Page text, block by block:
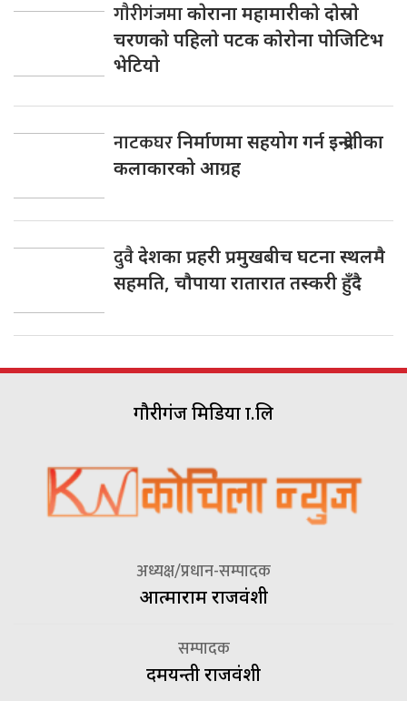
गाैरीगंजमाकाेराना महामारीकाे दाेस्राे
चरणकाे पहिलाे पटक काेराेना पाेजिटिभ
भेटियाे
नाटकघरनिर्माणमा सहयोग गर्न इन्द्रेणीका
कलाकारको आग्रह
दुवैदेशका प्रहरी प्रमुखबीच घटना स्थलमै
सहमति, चाैपाया रातारात तस्करी हुँदै
गौरीगंज मिडिया प्रा.लि
अध्यक्ष/प्रधान-सम्पादक
आत्माराम राजवंशी
सम्पादक
दमयन्ती राजवंशी